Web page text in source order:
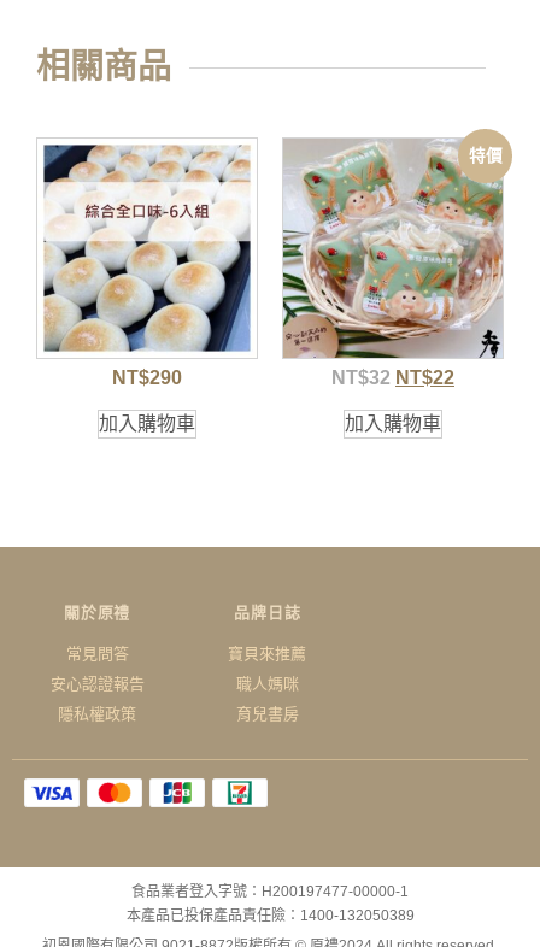
相關商品
NT$290
加入購物車
特價
NT$32 NT$22
加入購物車
關於原禮
常見問答
安心認證報告
隱私權政策
品牌日誌
寶貝來推薦
職人媽咪
育兒書房
食品業者登入字號：H200197477-00000-1
本產品已投保產品責任險：1400-132050389